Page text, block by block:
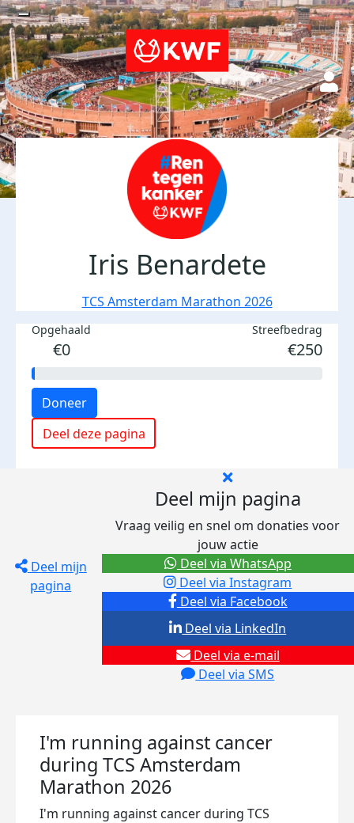
Iris Benardete
TCS Amsterdam Marathon 2026
Opgehaald
€0
Streefbedrag
€250
Doneer
Deel deze pagina
Deel mijn
pagina
Deel mijn pagina
Vraag veilig en snel om donaties voor
jouw actie
Deel via Facebook
Deel via Instagram
Deel via e-mail
Deel via SMS
Deel via LinkedIn
Deel via WhatsApp
I'm running against cancer
during TCS Amsterdam
Marathon 2026
I'm running against cancer during TCS